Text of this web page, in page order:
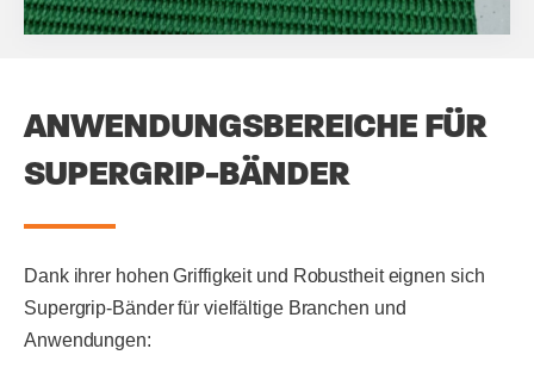
ANWENDUNGSBEREICHE FÜR
SUPERGRIP-BÄNDER
Dank ihrer hohen Griffigkeit und Robustheit eignen sich
Supergrip-Bänder für vielfältige Branchen und
Anwendungen: